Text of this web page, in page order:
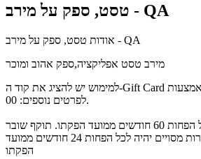
טסט, ספק על מירב - QA
אודות טסט, ספק על מירב - QA
מירב טסט אפליקציה,ספק אהוב ומוכר
למימוש יש להציג את קוד ה-Gift Card באמצעות SMS/מייל/דף מודפס.
לפרטים נוספים: 00.
תוקף שובר כספי הינו לכל הפחות 60 חודשים ממועד הפקתו. תוקף שובר
לרכישת מוצר או שירות מסויים יהיה לכל הפחות 24 חודשים ממועד
הפקתו